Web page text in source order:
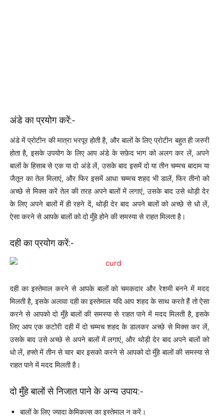
अंडे का प्रयोग करें:-
अंडे में प्रोटीन की मात्रा भरपूर होती है, और बालों के लिए प्रोटीन बहुत ही जरुरी
होता है, इसके उपयोग के लिए आप अंडे के सफ़ेद भाग को अलग कर लें, अपने
बालों के हिसाब से एक या दो अंडे लें, उसके बाद इसमें दो या तीन चम्मच बादाम या
जैतून का तेल मिलाएं, और फिर इसमें आधा चम्मच शहद भी डालें, फिर तीनो को
अच्छे से मिक्स करें तेल की तरह अपने बालों में लगाएं, उसके बाद उसे थोड़ी देर
के लिए अपने बालों में ही रहने दें, थोड़ी देर बाद अपने बालों को अच्छे से धो लें,
ऐसा करने से आपके बालों को दो मुँहे होने की समस्या से राहत मिलता है।
दही का प्रयोग करें:-
दही का इस्तेमाल करने से आपके बालों को चमकदार और रेशमी बनने में मदद
मिलती है, इसके अलावा दही का इस्तेमाल यदि आप शहद के साथ करते हैं तो ऐसा
करने से आपको दो मुँहे बालों की समस्या से राहत पाने में मदद मिलती है, इसके
लिए आप एक कटोरी दही में दो चम्मच शहद के डालकर अच्छे से मिक्स कर लें,
उसके बाद उसे अच्छे से अपने बालों में लगाएं, और थोड़ी देर बाद अपने बालों को
धो लें, हफ्ते में तीन से चार बार इसको करने से आपको दो मुँहे बालों की समस्या से
राहत पाने में मदद मिलती है।
दो मुँहे बालों से निजात पाने के अन्य उपाय:-
बालों के लिए ज्यादा केमिकल्स का इस्तेमाल न करें।